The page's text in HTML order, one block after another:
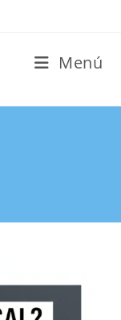
Menú